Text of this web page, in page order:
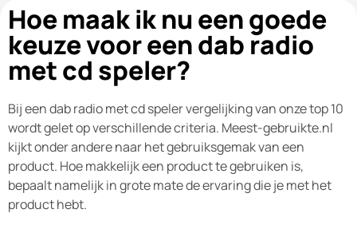
Hoe maak ik nu een goede
keuze voor een dab radio
met cd speler?
Bij een dab radio met cd speler vergelijking van onze top 10
wordt gelet op verschillende criteria. Meest-gebruikte.nl
kijkt onder andere naar het gebruiksgemak van een
product. Hoe makkelijk een product te gebruiken is,
bepaalt namelijk in grote mate de ervaring die je met het
product hebt.